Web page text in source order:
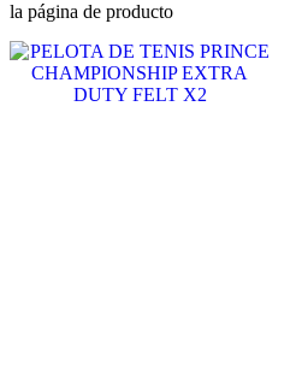
la página de producto